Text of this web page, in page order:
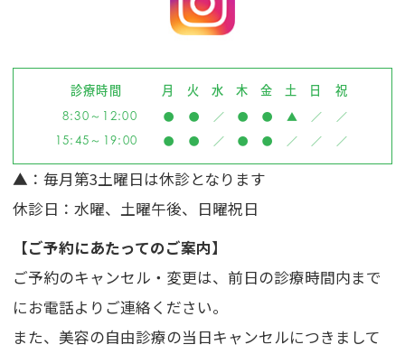
診療時間 月 火 水 木 金 土 日 祝
8:30～12:00 ● ● ／ ● ● ▲ ／ ／
15:45～19:00 ● ● ／ ● ● ／ ／ ／
▲ ：毎月第3土曜日は休診となります
休診日：水曜、土曜午後、日曜祝日
【ご予約にあたってのご案内】
ご予約のキャンセル・変更は、前日の診療時間内まで
にお電話よりご連絡ください。
また、美容の自由診療の当日キャンセルにつきまして